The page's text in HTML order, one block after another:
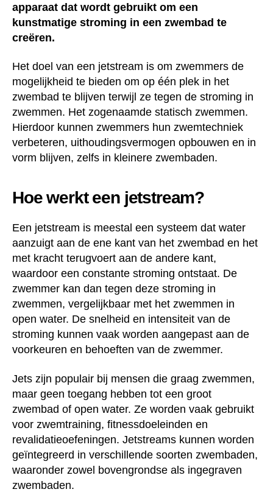
apparaat dat wordt gebruikt om een
kunstmatige stroming in een zwembad te
creëren.
Het doel van een jetstream is om zwemmers de
mogelijkheid te bieden om op één plek in het
zwembad te blijven terwijl ze tegen de stroming in
zwemmen. Het zogenaamde statisch zwemmen.
Hierdoor kunnen zwemmers hun zwemtechniek
verbeteren, uithoudingsvermogen opbouwen en in
vorm blijven, zelfs in kleinere zwembaden.
Hoe werkt een jetstream?
Een jetstream is meestal een systeem dat water
aanzuigt aan de ene kant van het zwembad en het
met kracht terugvoert aan de andere kant,
waardoor een constante stroming ontstaat. De
zwemmer kan dan tegen deze stroming in
zwemmen, vergelijkbaar met het zwemmen in
open water. De snelheid en intensiteit van de
stroming kunnen vaak worden aangepast aan de
voorkeuren en behoeften van de zwemmer.
Jets zijn populair bij mensen die graag zwemmen,
maar geen toegang hebben tot een groot
zwembad of open water. Ze worden vaak gebruikt
voor zwemtraining, fitnessdoeleinden en
revalidatieoefeningen. Jetstreams kunnen worden
geïntegreerd in verschillende soorten zwembaden,
waaronder zowel bovengrondse als ingegraven
zwembaden.